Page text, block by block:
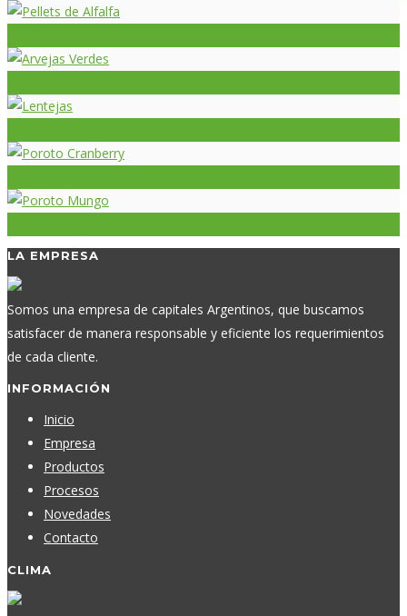
LA EMPRESA
Somos una empresa de capitales Argentinos, que buscamos
satisfacer de manera responsable y eficiente los requerimientos
de cada cliente.
INFORMACIÓN
Inicio
Empresa
Productos
Procesos
Novedades
Contacto
CLIMA